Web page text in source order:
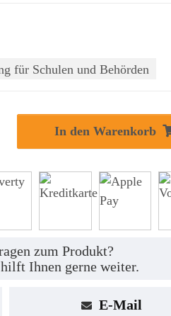
für Schulen und Behörden
In den Warenkorb
zum Produkt?
Ihnen gerne weiter.
E-Mail